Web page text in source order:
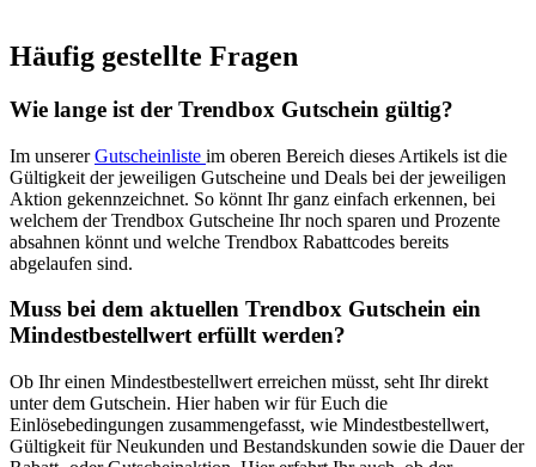
Häufig gestellte Fragen
Wie lange ist der Trendbox Gutschein gültig?
Im unsererGutscheinliste im oberen Bereich dieses Artikels ist die
Gültigkeit der jeweiligen Gutscheine und Deals bei der jeweiligen
Aktion gekennzeichnet. So könnt Ihr ganz einfach erkennen, bei
welchem der Trendbox Gutscheine Ihr noch sparen und Prozente
absahnen könnt und welche Trendbox Rabattcodes bereits
abgelaufen sind.
Muss bei dem aktuellen Trendbox Gutschein ein
Mindestbestellwert erfüllt werden?
Ob Ihr einen Mindestbestellwert erreichen müsst, seht Ihr direkt
unter dem Gutschein. Hier haben wir für Euch die
Einlösebedingungen zusammengefasst, wie Mindestbestellwert,
Gültigkeit für Neukunden und Bestandskunden sowie die Dauer der